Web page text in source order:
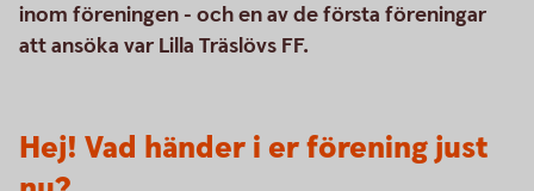
inom föreningen - och en av de första föreningar
att ansöka var Lilla Träslövs FF.
Hej! Vad händer i er förening just